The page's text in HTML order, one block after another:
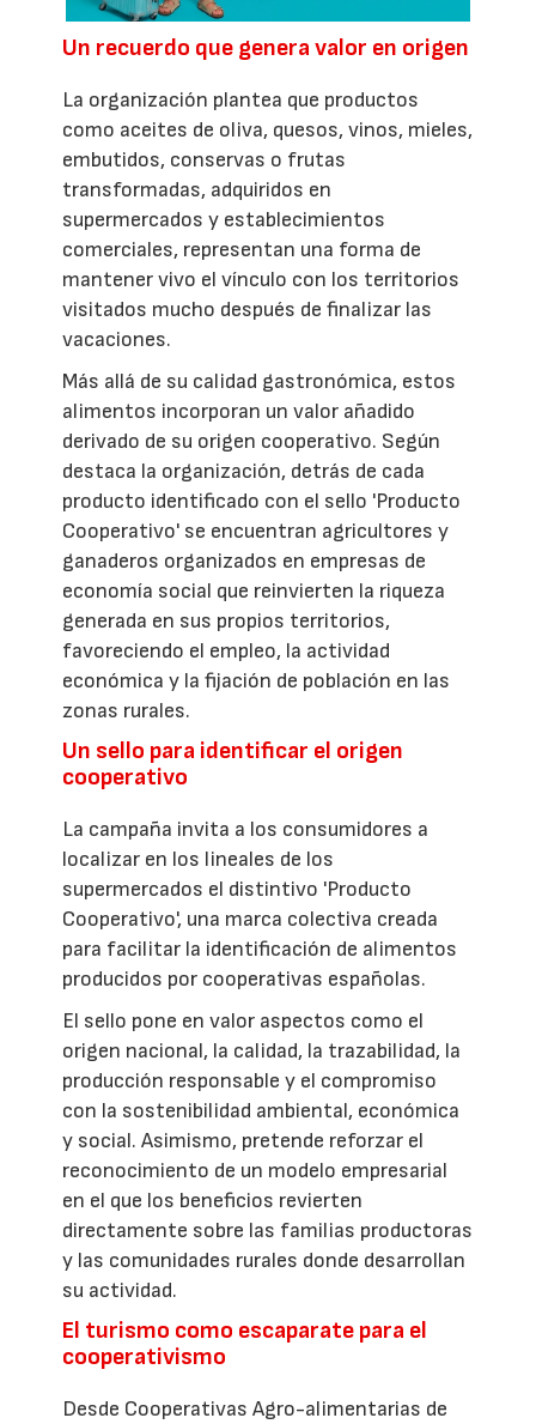
Un recuerdo que genera valor en origen
La organización plantea que productos
como aceites de oliva, quesos, vinos, mieles,
embutidos, conservas o frutas
transformadas, adquiridos en
supermercados y establecimientos
comerciales, representan una forma de
mantener vivo el vínculo con los territorios
visitados mucho después de finalizar las
vacaciones.
Más allá de su calidad gastronómica, estos
alimentos incorporan un valor añadido
derivado de su origen cooperativo. Según
destaca la organización, detrás de cada
producto identificado con el sello 'Producto
Cooperativo' se encuentran agricultores y
ganaderos organizados en empresas de
economía social que reinvierten la riqueza
generada en sus propios territorios,
favoreciendo el empleo, la actividad
económica y la fijación de población en las
zonas rurales.
Un sello para identificar el origen
cooperativo
La campaña invita a los consumidores a
localizar en los lineales de los
supermercados el distintivo 'Producto
Cooperativo', una marca colectiva creada
para facilitar la identificación de alimentos
producidos por cooperativas españolas.
El sello pone en valor aspectos como el
origen nacional, la calidad, la trazabilidad, la
producción responsable y el compromiso
con la sostenibilidad ambiental, económica
y social. Asimismo, pretende reforzar el
reconocimiento de un modelo empresarial
en el que los beneficios revierten
directamente sobre las familias productoras
y las comunidades rurales donde desarrollan
su actividad.
El turismo como escaparate para el
cooperativismo
Desde Cooperativas Agro-alimentarias de